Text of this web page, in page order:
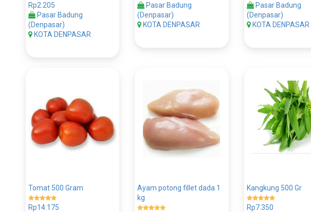
Rp2.205
Pasar Badung
(Denpasar)
KOTA DENPASAR
Pasar Badung
(Denpasar)
KOTA DENPASAR
Pasar Badung
(Denpasar)
KOTA DENPASAR
Tomat 500 Gram
Rp14.175
Ayam potong fillet dada 1
kg
Kangkung 500 Gr
Rp7.350